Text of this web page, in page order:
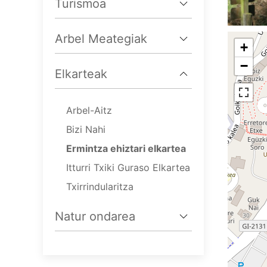
+
−
Turismoa
Arbel Meategiak
Elkarteak
Arbel-Aitz
Bizi Nahi
Ermintza ehiztari elkartea
Itturri Txiki Guraso Elkartea
Txirrindularitza
Natur ondarea